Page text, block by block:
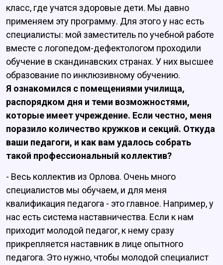
класс, где учатся здоровые дети. Мы давно
применяем эту программу. Для этого у нас есть
специалисты: мой заместитель по учебной работе
вместе с логопедом-дефектологом проходили
обучение в скандинавских странах. У них высшее
образование по инклюзивному обучению.
Я ознакомился с помещениями училища,
распорядком дня и теми возможностями,
которые имеет учреждение. Если честно, меня
поразило количество кружков и секций. Откуда
ваши педагоги, и как вам удалось собрать
такой профессиональный коллектив?
- Весь коллектив из Орлова. Очень много
специалистов мы обучаем, и для меня
квалификация педагога - это главное. Например, у
нас есть система наставничества. Если к нам
приходит молодой педагог, к нему сразу
прикрепляется наставник в лице опытного
педагога. Это нужно, чтобы молодой специалист